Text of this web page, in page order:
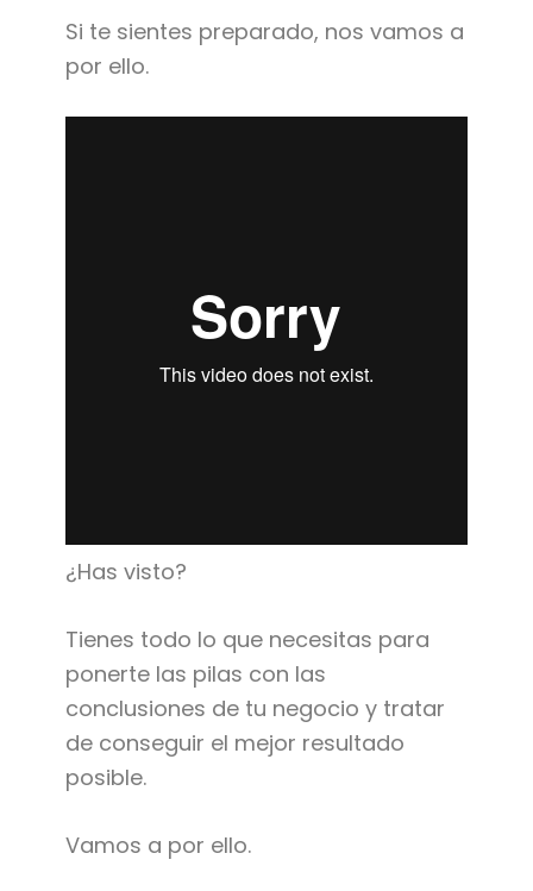
Si te sientes preparado, nos vamos a
por ello.
¿Has visto?
Tienes todo lo que necesitas para
ponerte las pilas con las
conclusiones de tu negocio y tratar
de conseguir el mejor resultado
posible.
Vamos a por ello.